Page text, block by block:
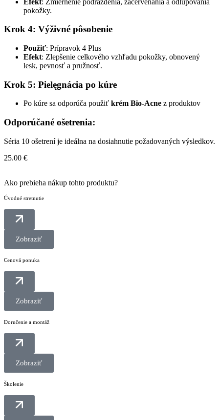
pokožky.
Krok 4: Výživné pôsobenie
Použiť: Prípravok 4 Plus
Efekt: Zlepšenie celkového vzhľadu pokožky, obnovený
lesk, pevnosť a pružnosť.
Krok 5: Pielęgnácia po kúre
Po kúre sa odporúča použiť krém Bio-Acne z produktov
Odporúčané ošetrenia:
Séria 10 ošetrení je ideálna na dosiahnutie požadovaných výsledkov.
25.00 €
Ako prebieha nákup tohto produktu?
Úvodné stretnutie
Zobraziť
Cenová ponuka
Zobraziť
Doručenie a montáž
Zobraziť
Školenie